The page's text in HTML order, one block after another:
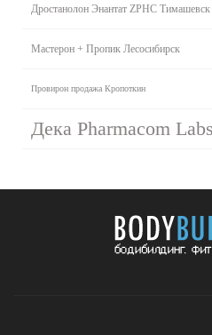
Дростанолон Энантат ZPHC Тимашевск
Мастерон + Пропик Лесосибирск
Провирон продажа Кропоткин
Дека Pharmacom